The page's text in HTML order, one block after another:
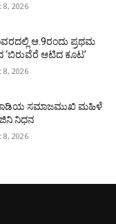
8, 2026
ಆ.9ರಂದು ಪ್ರಥಮ
‘ಬಿರುವೆರೆ ಆಟಿದ ಕೂಟ’
8, 2026
ಸಮಾಜಮುಖಿ ಮಹಿಳೆ
ನಿಧನ
8, 2026